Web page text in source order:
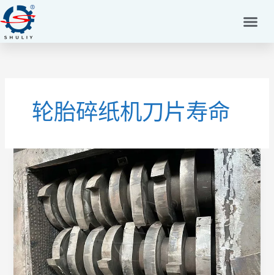
至
内
轮胎碎纸机刀片寿命
何
时
更
换
刀
片：
查
看
轮